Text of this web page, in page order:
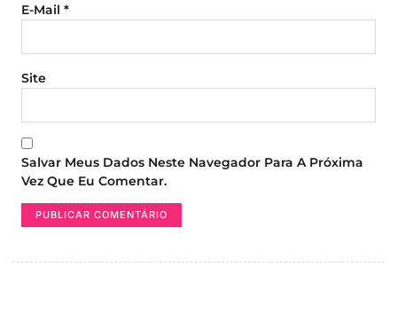
E-Mail *
Site
Salvar Meus Dados Neste Navegador Para A Próxima
Vez Que Eu Comentar.